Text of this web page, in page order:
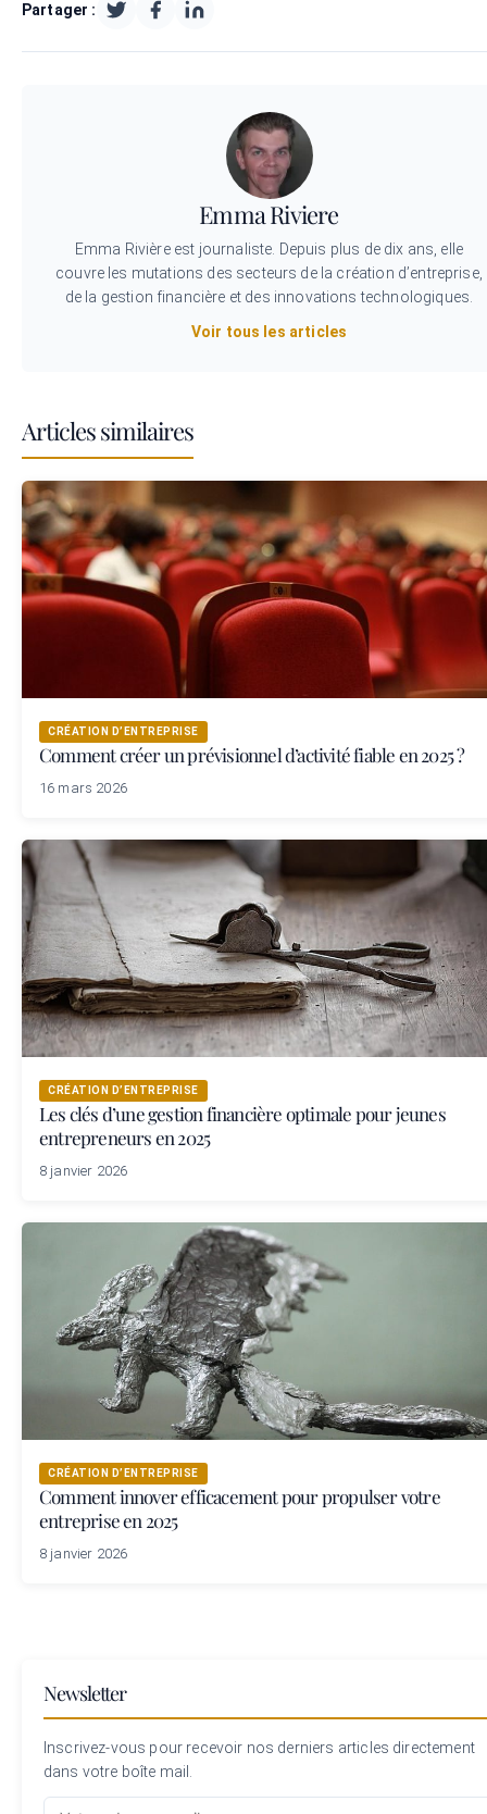
Partager :
Emma Riviere
Emma Rivière est journaliste. Depuis plus de dix ans, elle
couvre les mutations des secteurs de la création d’entreprise,
de la gestion financière et des innovations technologiques.
Voir tous les articles
Articles similaires
CRÉATION D’ENTREPRISE
Comment créer un prévisionnel d’activité fiable en 2025 ?
16 mars 2026
CRÉATION D’ENTREPRISE
Les clés d’une gestion financière optimale pour jeunes
entrepreneurs en 2025
8 janvier 2026
CRÉATION D’ENTREPRISE
Comment innover efficacement pour propulser votre
entreprise en 2025
8 janvier 2026
Newsletter
Inscrivez-vous pour recevoir nos derniers articles directement
dans votre boîte mail.